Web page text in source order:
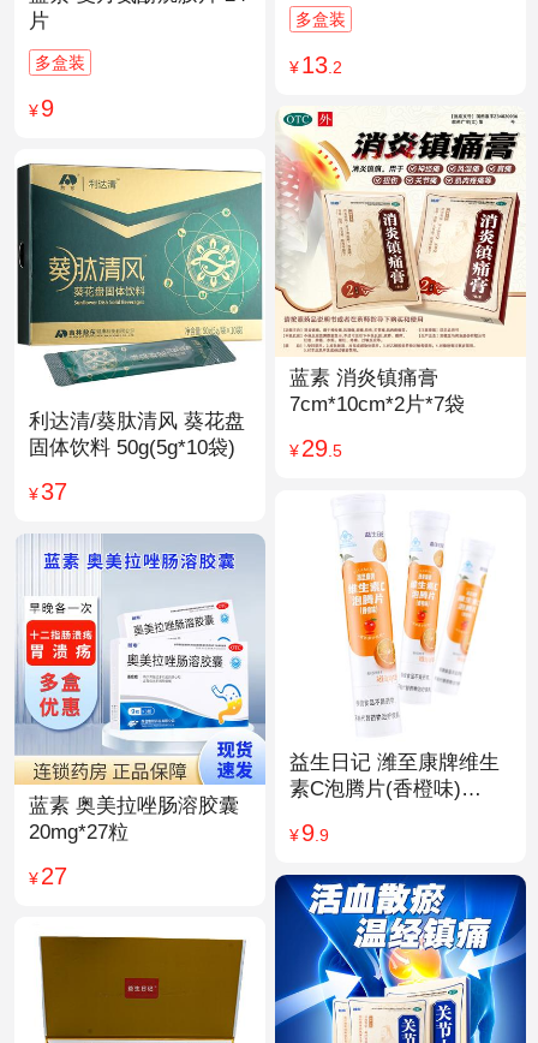
多盒装
¥13.2
片
多盒装
¥9
蓝素 消炎镇痛膏
7cm*10cm*2片*7袋
¥29.5
利达清/葵肽清风 葵花盘
固体饮料 50g(5g*10袋)
¥37
益生日记 潍至康牌维生
素C泡腾片(香橙味)
¥9.9
蓝素 奥美拉唑肠溶胶囊
20mg*27粒
¥27